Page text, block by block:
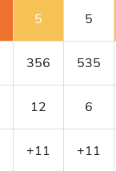
5 5
356 535
12 6
+11 +11